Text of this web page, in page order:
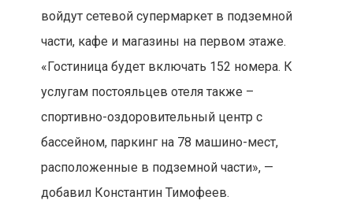
войдут сетевой супермаркет в подземной
части, кафе и магазины на первом этаже.
«Гостиница будет включать 152 номера. К
услугам постояльцев отеля также –
спортивно-оздоровительный центр с
бассейном, паркинг на 78 машино-мест,
расположенные в подземной части», —
добавил Константин Тимофеев.